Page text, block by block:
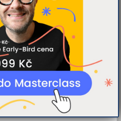
sociálních médií a
využíváme
o tom, jak náš
se svými partnery
a analýzy.
mohou zkombinovat s
které jste jim poskytli
důsledku toho, že
Více informací